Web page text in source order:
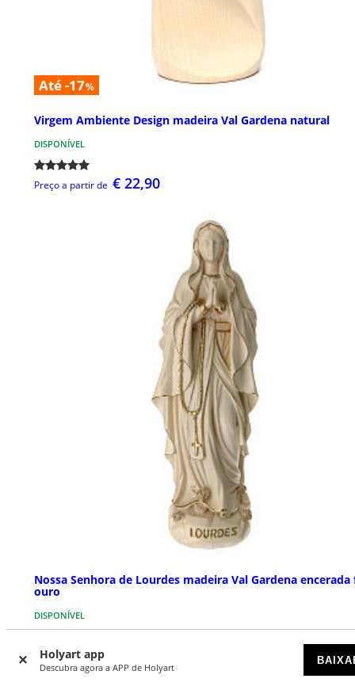
Holyart app
Descubra agora a APP de Holyart
Até -17%
Virgem Ambiente Design madeira Val Gardena natural
DISPONÍVEL
Preço a partir de € 22,90
Nossa Senhora de Lourdes madeira Val Gardena
ouro
DISPONÍVEL
Preço a partir de